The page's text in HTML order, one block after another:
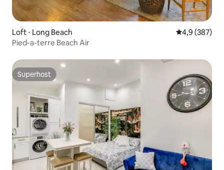
Loft ⋅ Long Beach 4,9 de uma
4,9 (387)
Pied-a-terre Beach Air
Superhost
Superhost